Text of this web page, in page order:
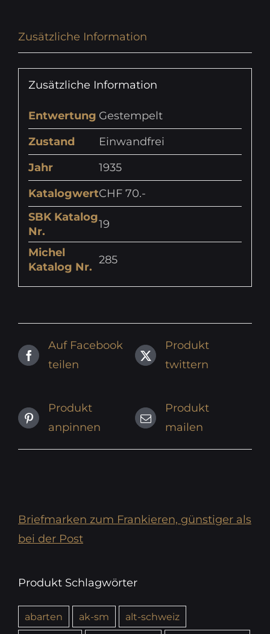
Zusätzliche Information
Zusätzliche Information
Entwertung Gestempelt
Zustand
Einwandfrei
Jahr
1935
KatalogwertCHF 70.-
SBK Katalog
Nr.
19
Michel
Katalog Nr.
285
Auf Facebook
teilen
Produkt
twittern
Produkt
anpinnen
Produkt
mailen
Briefmarken zum Frankieren, günstiger als
bei der Post
Produkt Schlagwörter
abarten ak-sm
alt-schweiz